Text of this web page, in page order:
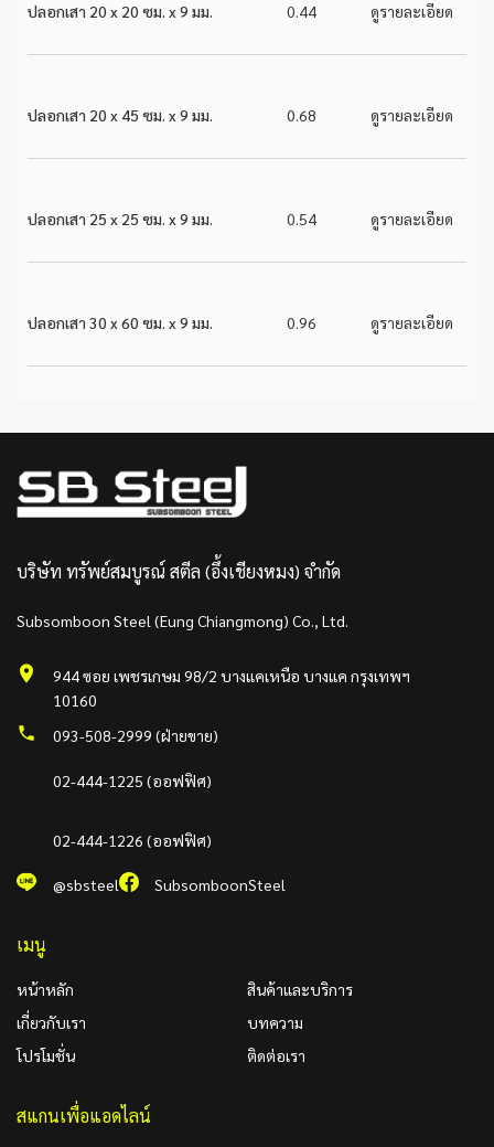
ปลอกเสา 20 x 20 ซม. x 9 มม. 0.44 ดูรายละเอียด
ปลอกเสา 20 x 45 ซม. x 9 มม. 0.68 ดูรายละเอียด
ปลอกเสา 25 x 25 ซม. x 9 มม. 0.54 ดูรายละเอียด
ปลอกเสา 30 x 60 ซม. x 9 มม. 0.96 ดูรายละเอียด
บริษัท ทรัพย์สมบูรณ์ สตีล (อึ้งเชียงหมง) จำกัด
Subsomboon Steel (Eung Chiangmong) Co., Ltd.
944 ซอย เพชรเกษม 98/2 บางแคเหนือ บางแค กรุงเทพฯ
10160
093-508-2999 (ฝ่ายขาย)
02-444-1225 (ออฟฟิศ)
02-444-1226 (ออฟฟิศ)
@sbsteel SubsomboonSteel
เมนู
หน้าหลัก
เกี่ยวกับเรา
โปรโมชั่น
สินค้าและบริการ
บทความ
ติดต่อเรา
สแกนเพื่อแอดไลน์